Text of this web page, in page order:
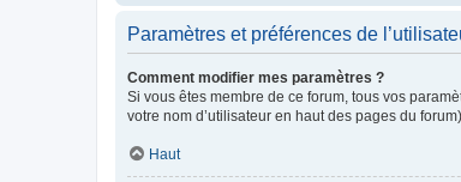
Paramètres et préférences de
Comment modifier mes paramètres ?
Si vous êtes membre de ce forum, tous vos
votre nom d’utilisateur en haut des pages du
Haut